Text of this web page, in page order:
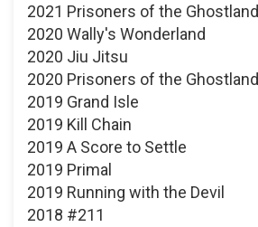
2021 Prisoners of the Ghostland
2020 Wally's Wonderland
2020 Jiu Jitsu
2020 Prisoners of the Ghostland
2019 Grand Isle
2019 Kill Chain
2019 A Score to Settle
2019 Primal
2019 Running with the Devil
2018 #211